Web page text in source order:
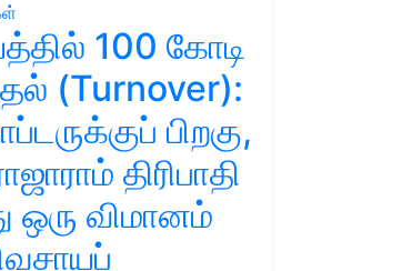
100 கோடி
(Turnover):
பிறகு,
திரிபாதி
ஒரு விமானம்